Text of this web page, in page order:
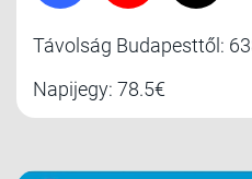
Távolság Budapesttől:
Napijegy: 78.5€